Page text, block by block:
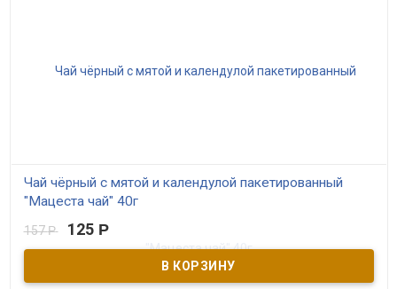
Чай чёрный с мятой и календулой пакетированный
"Мацеста чай" 40г
В наличии
Чёрный краснодарский чай высшего сорта с мятой и календулой.
Производитель ОАО Мацестинский чай г. Сочи
157Р 125 Р